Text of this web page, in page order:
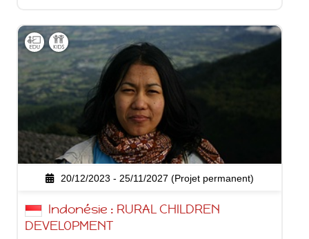
20/12/2023 - 25/11/2027 (Projet permanent)
DEVELOPMENT